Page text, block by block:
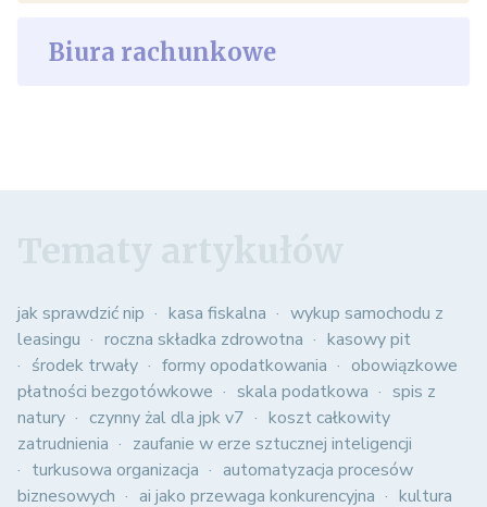
Biura rachunkowe
jak sprawdzić nip kasa fiskalna
wykup samochodu z
leasingu
roczna składka zdrowotna
kasowy pit
środek trwały
formy opodatkowania
obowiązkowe
płatności bezgotówkowe
skala podatkowa
spis z
natury
czynny żal dla jpk v7
koszt całkowity
zatrudnienia
zaufanie w erze sztucznej inteligencji
turkusowa organizacja
automatyzacja procesów
biznesowych
ai jako przewaga konkurencyjna kultura